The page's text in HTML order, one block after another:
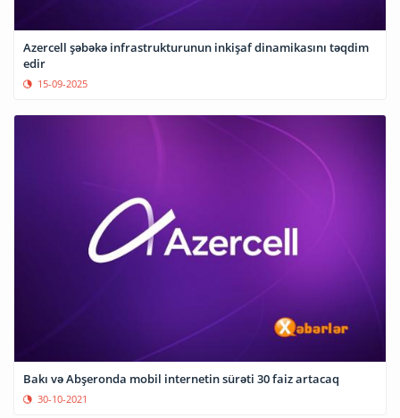
Azercell şəbəkə infrastrukturunun inkişaf dinamikasını təqdim
edir
15-09-2025
Bakı və Abşeronda mobil internetin sürəti 30 faiz artacaq
30-10-2021